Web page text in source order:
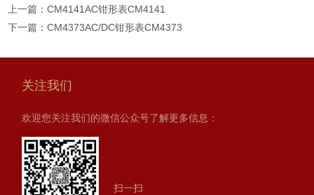
上一篇：CM4141AC钳形表CM4141
下一篇：CM4373AC/DC钳形表CM4373
关注我们
欢迎您关注我们的微信公众号了解更多信息：
扫一扫